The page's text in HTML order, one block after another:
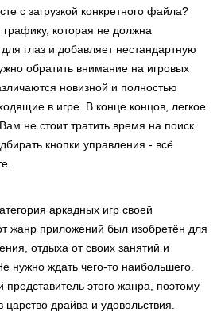
с загрузкой конкретного файла?
которая не должна
глаз и добавляет нестандартную
обратить внимание на игровых
новизной и полностью
в игре. В конце концов, легкое
не стоит тратить время на поиск
кнопки управления - всё
аркадных игр своей
жанр приложений был изобретён для
отдыха от своих занятий и
нужно ждать чего-то наибольшего.
этого жанра, поэтому
царство драйва и удовольствия.